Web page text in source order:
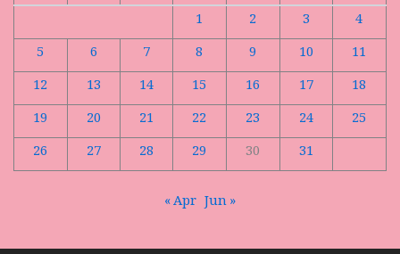
1
2 3
4
5
6 7 8 9 10
11
12
13 14 15 16 17
18
19
20 21 22 23 24
25
26
27 28 29 30 31
« Apr Jun »